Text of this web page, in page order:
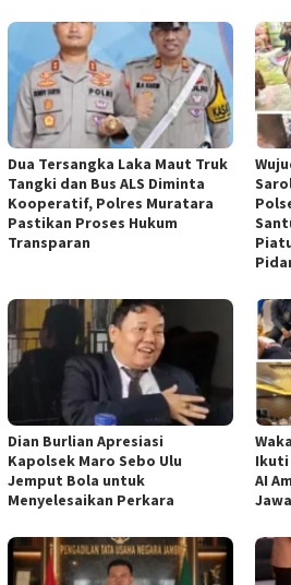
Dua Tersangka Laka Maut Truk
Tangki dan Bus ALS Diminta
Kooperatif, Polres Muratara
Pastikan Proses Hukum
Transparan
Dian Burlian Apresiasi
Kapolsek Maro Sebo Ulu
Jemput Bola untuk
Menyelesaikan Perkara
Ikuti
AI